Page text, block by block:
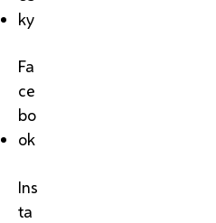
ky
Fa
ce
bo
ok
Ins
ta